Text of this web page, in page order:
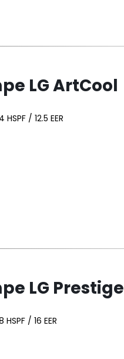
LG ArtCool
HSPF / 12.5 EER
LG Prestige
HSPF / 16 EER